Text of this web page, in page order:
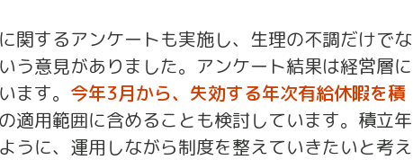
関するアンケートも実施し、生理の不調だけでな
う意見がありました。アンケート結果は経営層に
ます。 今年3月から、失効する年次有給休暇を積
適用範囲に含めることも検討しています。積立年
うに、運用しながら制度を整えていきたいと考え